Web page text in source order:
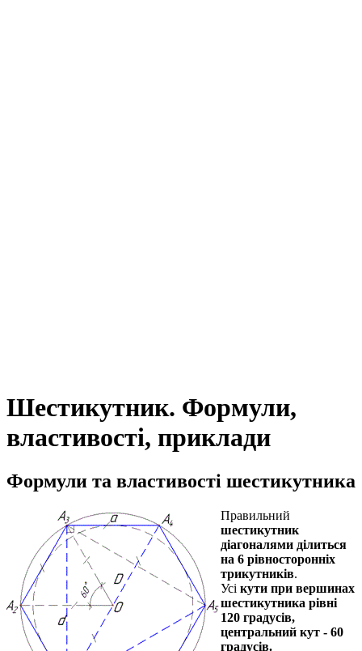
Шестикутник. Формули,
властивості, приклади
Формули та властивості шестикутника
Правильний
шестикутник
діагоналями ділиться
на 6 рівносторонніх
трикутників.
Усі кути при вершинах
шестикутника рівні
120 градусів,
центральний кут - 60
градусів.